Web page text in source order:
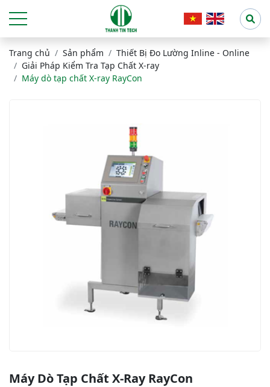
Trang chủ Sản phẩm
Thiết Bị Đo Lường Inline - Online
Giải Pháp Kiểm Tra Tạp Chất X-ray
Máy dò tạp chất X-ray RayCon
Máy Dò Tạp Chất X-Ray RayCon